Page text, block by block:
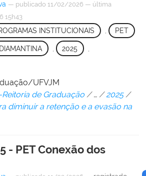
— publicado 11/02/2026 — última
15h43
INSTITUCIONAIS PET
DIAMANTINA 2025
UFVJM
de Graduação /… /2025 /
diminuir a retenção e a evasão na
- PET Conexão dos